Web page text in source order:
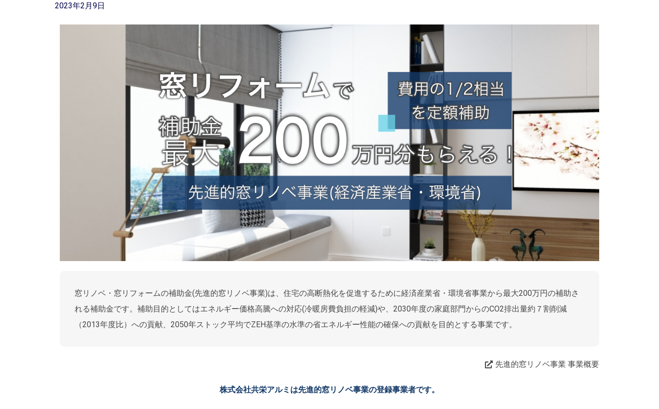
2023年2月9日
窓リノベ・窓リフォームの補助金(先進的窓リノベ事業)は、住宅の高断熱化を促進するために経済産業省・環境省事業から最大200万円の補助さ
れる補助金です。補助目的としてはエネルギー価格高騰への対応(冷暖房費負担の軽減)や、2030年度の家庭部門からのCO2排出量約７割削減
（2013年度比）への貢献、2050年ストック平均でZEH基準の水準の省エネルギー性能の確保への貢献を目的とする事業です。
先進的窓リノベ事業 事業概要
株式会社共栄アルミは先進的窓リノベ事業の登録事業者です。